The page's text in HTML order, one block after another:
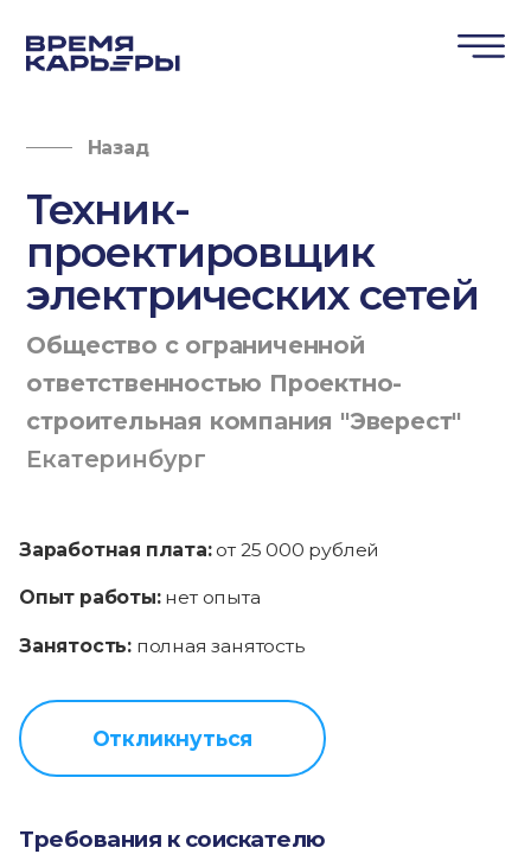
Назад
Техник-
проектировщик
электрических сетей
Общество с ограниченной
ответственностью Проектно-
строительная компания "Эверест"
Екатеринбург
Заработная плата:от 25 000 рублей
Опыт работы:нет опыта
Занятость: полная занятость
Откликнуться
Требования к соискателю